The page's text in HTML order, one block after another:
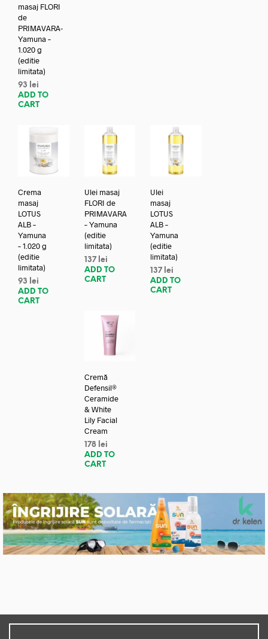
masaj FLORI
de
PRIMAVARA-
Yamuna –
1.020 g
(editie
limitata)
93
lei
ADD TO
CART
Crema
masaj
LOTUS
ALB –
Yamuna
– 1.020 g
(editie
limitata)
93
lei
ADD TO
CART
Ulei masaj
FLORI de
PRIMAVARA
– Yamuna
(editie
limitata)
137 lei
ADD TO
CART
Ulei
masaj
LOTUS
ALB –
Yamuna
(editie
limitata)
137 lei
ADD TO
CART
Cremă
Defensil®
Ceramide
& White
Lily Facial
Cream
178 lei
ADD TO
CART